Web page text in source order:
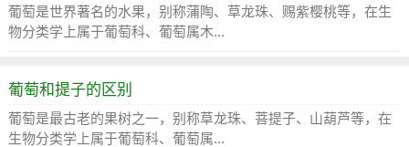
葡萄是世界著名的水果，别称蒲陶、草龙珠、赐紫樱桃等，在生
物分类学上属于葡萄科、葡萄属木...
葡萄和提子的区别
葡萄是最古老的果树之一，别称草龙珠、菩提子、山葫芦等，在
生物分类学上属于葡萄科、葡萄属...